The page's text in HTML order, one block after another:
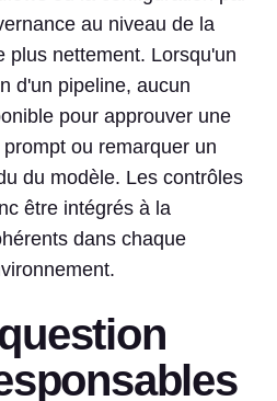
au niveau de la
plus nettement. Lorsqu'un
d'un pipeline, aucun
pour approuver une
ou remarquer un
du modèle. Les contrôles
être intégrés à la
dans chaque